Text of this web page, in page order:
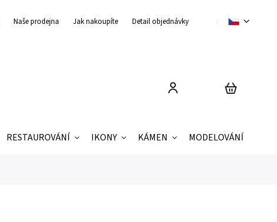
Naše prodejna Jak nakoupíte Detail objednávky Obchodní podmínky
RESTAUROVÁNÍ IKONY KÁMEN MODELOVÁNÍ